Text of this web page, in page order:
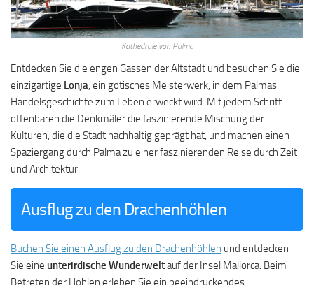
Kathedrale von Palma
Entdecken Sie die engen Gassen der Altstadt und besuchen Sie die
einzigartige Lonja , ein gotisches Meisterwerk, in dem Palmas
Handelsgeschichte zum Leben erweckt wird. Mit jedem Schritt
offenbaren die Denkmäler die faszinierende Mischung der
Kulturen, die die Stadt nachhaltig geprägt hat, und machen einen
Spaziergang durch Palma zu einer faszinierenden Reise durch Zeit
und Architektur.
Ausflug zu den Drachenhöhlen
Buchen Sie einen Ausflug zu den Drachenhöhlen und entdecken
Sie eine unterirdische Wunderweltauf der Insel Mallorca. Beim
Betreten der Höhlen erleben Sie ein beeindruckendes